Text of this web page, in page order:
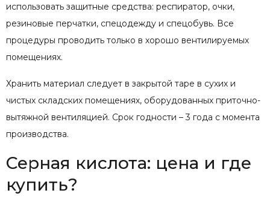
использовать защитные средства: респиратор, очки,
резиновые перчатки, спецодежду и спецобувь. Все
процедуры проводить только в хорошо вентилируемых
помещениях.
Хранить материал следует в закрытой таре в сухих и
чистых складских помещениях, оборудованных приточно-
вытяжной вентиляцией. Срок годности – 3 года с момента
производства.
Серная кислота: цена и где
купить?